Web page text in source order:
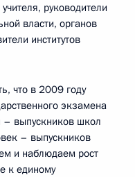
руководители
власти, органов
институтов
что в 2009 году
экзамена
выпускников школ
– выпускников
и наблюдаем рост
к единому